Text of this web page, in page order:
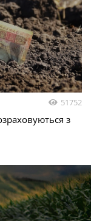
51752
з